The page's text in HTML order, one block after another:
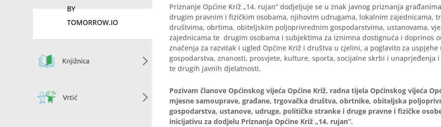
Priznanje Općine Križ „14. rujan“ dodjeljuje se u znak javnog priznanja
drugim pravnim i fizičkim osobama, njihovim udrugama, lokalnim zajednicama,
društvima, obrtima, obiteljskim poljoprivrednim gospodarstvima, ustanovama,
zajednicama te drugim osobama i subjektima za iznimna dostignuća i doprinos
značenja za razvitak i ugled Općine Križ i društva u cjelini, a poglavito za
gospodarstva, znanosti, prosvjete, kulture, sporta, socijalne skrbi i unaprjeđenja
te drugih javnih djelatnosti.
Pozivam članove Općinskog vijeća Općine Križ, radna tijela Općinskog vijeća
mjesne samouprave, građane, trgovačka društva, obrtnike, obiteljska
gospodarstva, ustanove, udruge, političke stranke i druge pravne i fizičke
inicijativu za dodjelu Priznanja Općine Križ „14. rujan“.